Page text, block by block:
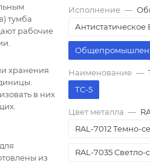
тумба
рабочие
хранения
в них
из
Исполнение —
Антистатическое
Наименование —
ТС-5
Цвет металла —
RAL-7012 Темно-
RAL-7035 Светло-